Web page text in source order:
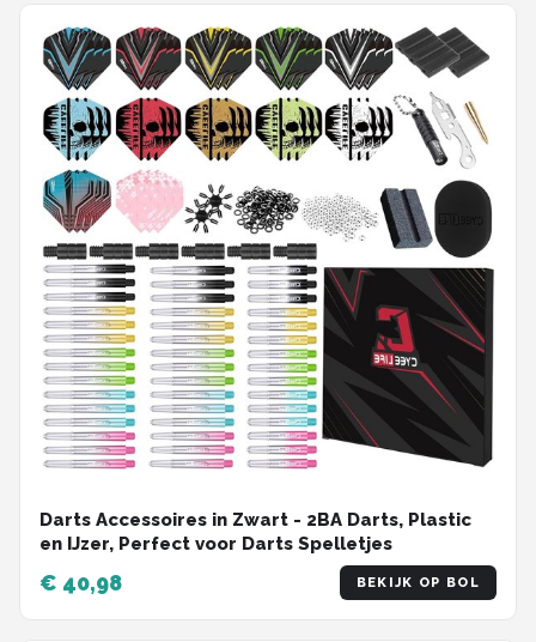
Darts Accessoires in Zwart - 2BA Darts, Plastic
en IJzer, Perfect voor Darts Spelletjes
€ 40,98 BEKIJK OP BOL